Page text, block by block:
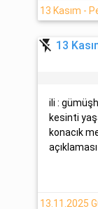
flash_off 13
ili :
kesinti
konacık